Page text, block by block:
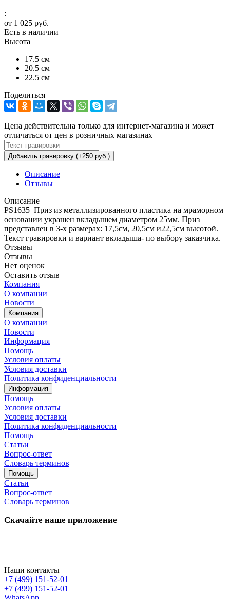
:
от 1 025 руб.
Есть в наличии
Высота
17.5 см
20.5 см
22.5 см
Поделиться
Цена действительна только для интернет-магазина и может
отличаться от цен в розничных магазинах
Добавить гравировку (+250 руб.)
Описание
Отзывы
Описание
PS1635 Приз из металлизированного пластика на мраморном
основании украшен вкладышем диаметром 25мм. Приз
представлен в 3-х размерах: 17,5см, 20,5см и22,5см высотой.
Текст гравировки и вариант вкладыша- по выбору заказчика.
Отзывы
Отзывы
Нет оценок
Оставить отзыв
Компания
О компании
Новости
Компания
О компании
Новости
Информация
Помощь
Условия оплаты
Условия доставки
Политика конфиденциальности
Информация
Помощь
Условия оплаты
Условия доставки
Политика конфиденциальности
Помощь
Статьи
Вопрос-ответ
Словарь терминов
Помощь
Статьи
Вопрос-ответ
Словарь терминов
Скачайте наше приложение
Наши контакты
+7 (499) 151-52-01
+7 (499) 151-52-01